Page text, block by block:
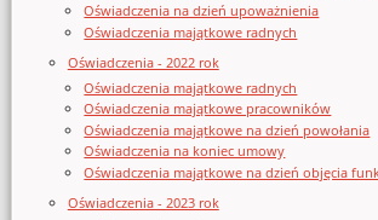
Oświadczenia na dzień upoważnienia
Oświadczenia majątkowe radnych
Oświadczenia - 2022 rok
Oświadczenia majątkowe radnych
Oświadczenia majątkowe pracowników
Oświadczenia majątkowe na dzień powołania
Oświadczenia na koniec umowy
Oświadczenia majątkowe na dzień objęcia
Oświadczenia - 2023 rok